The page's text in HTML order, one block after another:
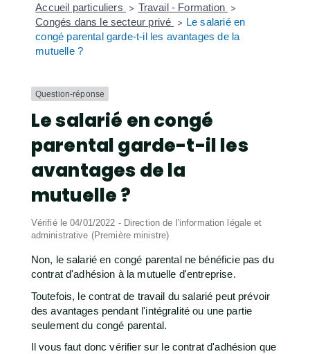
Accueil particuliers > Travail - Formation >
Congés dans le secteur privé > Le salarié en
congé parental garde-t-il les avantages de la
mutuelle ?
Question-réponse
Le salarié en congé
parental garde-t-il les
avantages de la
mutuelle ?
Vérifié le 04/01/2022 - Direction de l'information légale et
administrative (Première ministre)
Non, le salarié en congé parental ne bénéficie pas du
contrat d'adhésion à la mutuelle d'entreprise.
Toutefois, le contrat de travail du salarié peut prévoir
des avantages pendant l'intégralité ou une partie
seulement du congé parental.
Il vous faut donc vérifier sur le contrat d'adhésion que